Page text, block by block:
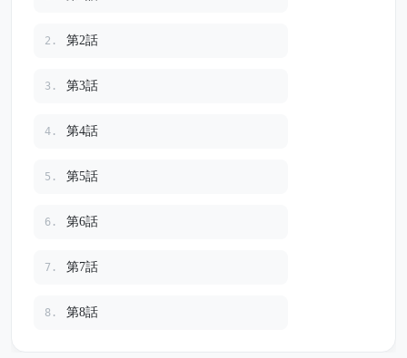
2. 第2話
3. 第3話
4. 第4話
5. 第5話
6. 第6話
7. 第7話
8. 第8話